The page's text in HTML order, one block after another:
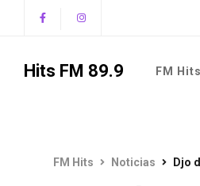
Hits FM 89.9 FM
FM Hits Noticias Djo